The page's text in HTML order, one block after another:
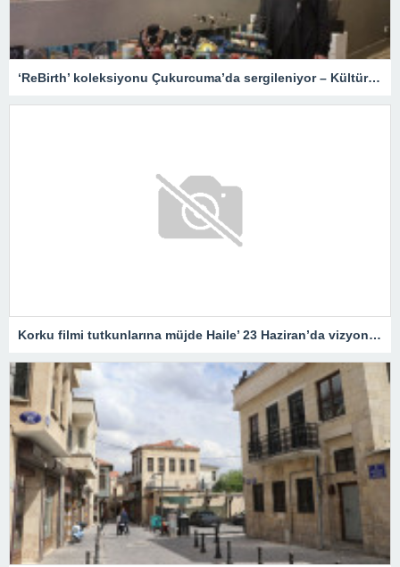
‘ReBirth’ koleksiyonu Çukurcuma’da sergileniyor – Kültür Sanat & Sinema
Korku filmi tutkunlarına müjde Haile’ 23 Haziran’da vizyonda